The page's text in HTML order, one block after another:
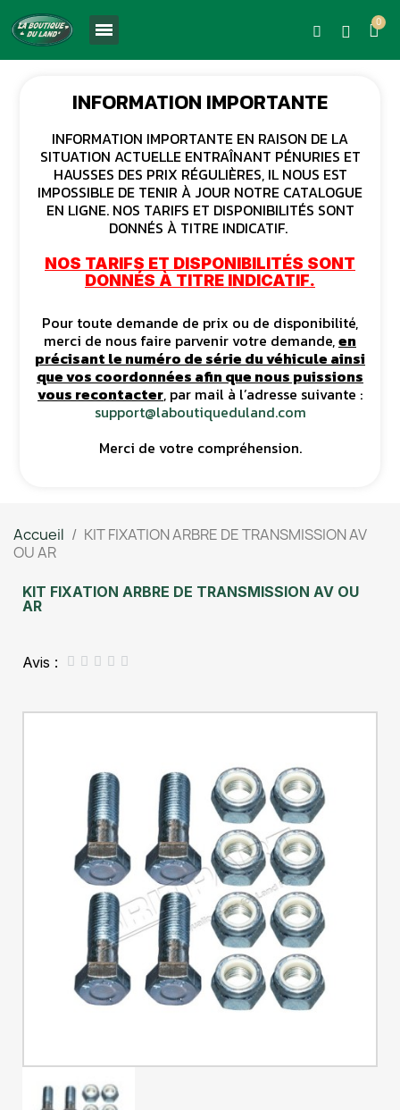
INFORMATION IMPORTANTE
INFORMATION IMPORTANTE EN RAISON DE LA
SITUATION ACTUELLE ENTRAÎNANT PÉNURIES ET
HAUSSES DES PRIX RÉGULIÈRES, IL NOUS EST
IMPOSSIBLE DE TENIR À JOUR NOTRE CATALOGUE
EN LIGNE. NOS TARIFS ET DISPONIBILITÉS SONT
DONNÉS À TITRE INDICATIF.
NOS TARIFS ET DISPONIBILITÉS SONT
DONNÉS À TITRE INDICATIF.
Pour toute demande de prix ou de disponibilité,
merci de nous faire parvenir votre demande,en
précisant le numéro de série du véhicule ainsi
que vos coordonnées afin que nous puissions
vous recontacter, par mail à l’adresse suivante :
support@laboutiqueduland.com
Merci de votre compréhension.
Accueil
KIT FIXATION ARBRE DE TRANSMISSION AV
OU AR
KIT FIXATION ARBRE DE TRANSMISSION AV OU
AR
Avis :     